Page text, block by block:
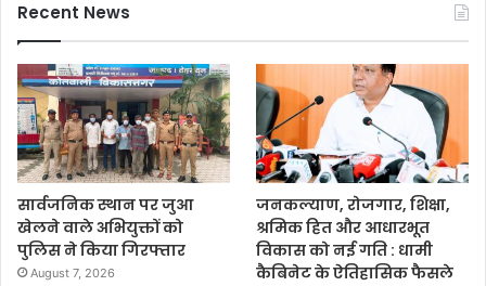
Recent News
सार्वजनिक स्थान पर जुआ
खेलने वाले अभियुक्तों को
पुलिस ने किया गिरफ्तार
August 7, 2026
जनकल्याण, रोजगार, शिक्षा,
श्रमिक हित और आधारभूत
विकास को नई गति : धामी
कैबिनेट के ऐतिहासिक फैसले